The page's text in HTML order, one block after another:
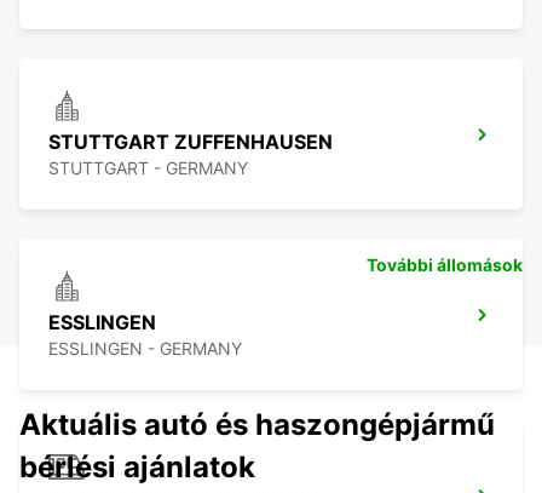
STUTTGART ZUFFENHAUSEN
STUTTGART - GERMANY
ESSLINGEN
ESSLINGEN - GERMANY
További állomások
Aktuális autó és haszongépjármű
bérlési ajánlatok